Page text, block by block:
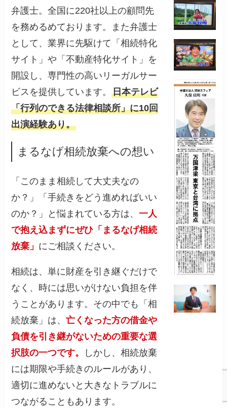
弁護士。全国に220社以上の顧問先
を務めるめております。また弁護士
として、業界に先駆けて「相続特化
サイト」や「不動産特化サイト」を
開設し、専門性の高いリーガルサー
ビスを提供しています。日本テレビ
「行列のできる法律相談所」に10回
出演経験あり。
まるなげ相続放棄への想い
「このまま相続して大丈夫なの
か？」「手続きをどう進めればいい
のか？」と悩まれている方は、一人
で抱え込まずにぜひ「まるなげ相続
放棄」 にご相談ください。
相続は、単に財産を引き継ぐだけで
なく、時には思いがけない負担を伴
うことがあります。その中でも「相
続放棄」は、亡くなった方の借金や
負債を引き継がないための重要な選
択肢の一つです。
しかし、相続放棄
には期限や手続きのルールがあり、
適切に進めないと大きなトラブルに
つながることもあります。